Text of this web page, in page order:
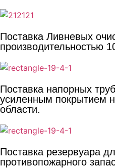
Поставка Ливневых
производительностью
Поставка напорных
усиленным покрытием
области.
Поставка резервуара
противопожарного